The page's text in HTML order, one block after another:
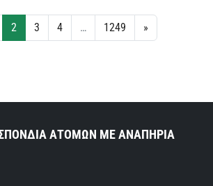
2 3 4 … 1249 »
ΑΤΟΜΩΝ ΜΕ ΑΝΑΠΗΡΙΑ